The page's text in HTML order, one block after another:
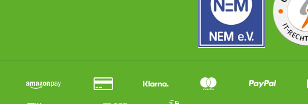
Fassungsvermögen: 750
Nockendrehverschluss,
der lebensmittelechten
Dichtung geht kein Aroma
verloren.Für die Beschriftung
sind selbstklebende Etiketten
im Lieferumfang enthalten.
Daten:Lebensmittelechte